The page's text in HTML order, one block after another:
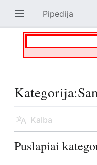
Atverti pagrindinį meniu Pipedija
Kalba
Puslapiai